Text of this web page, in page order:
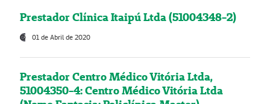
Prestador Clínica Itaipú Ltda (51004348-2)
01 de Abril de 2020
Prestador Centro Médico Vitória Ltda,
51004350-4: Centro Médico Vitória Ltda